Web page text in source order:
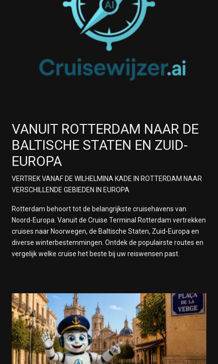
VANUIT ROTTERDAM NAAR DE
BALTISCHE STATEN EN ZUID-
EUROPA
VERTREK VANAF DE WILHELMINA KADE IN ROTTERDAM NAAR
VERSCHILLENDE GEBIEDEN IN EUROPA
Rotterdam behoort tot de belangrijkste cruisehavens van
Noord-Europa. Vanuit de Cruise Terminal Rotterdam vertrekken
cruises naar Noorwegen, de Baltische Staten, Zuid-Europa en
diverse winterbestemmingen. Ontdek de populairste routes en
vergelijk welke cruise het beste bij uw reiswensen past.